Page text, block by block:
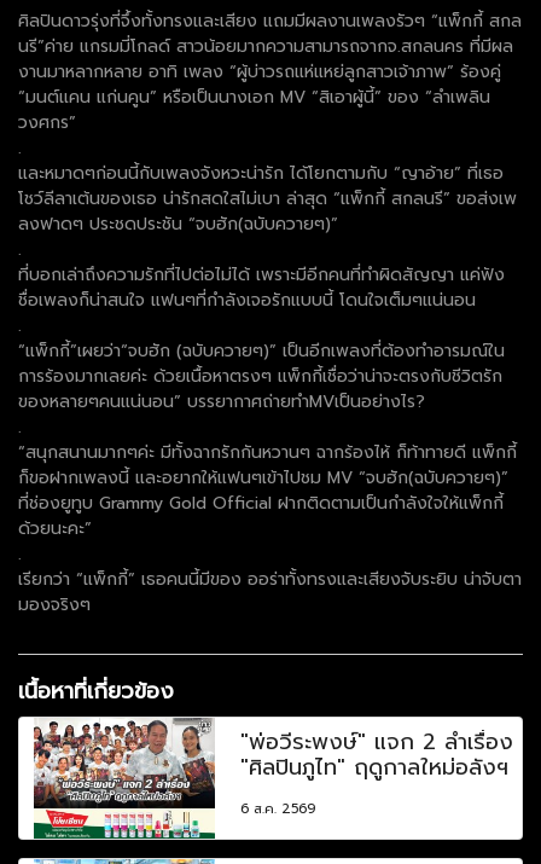
ศิลปินดาวรุ่งที่จึ้งทั้งทรงและเสียง แถมมีผลงานเพลงรัวๆ “แพ็กกี้ สกล
นรี”ค่าย แกรมมี่โกลด์ สาวน้อยมากความสามารถจากจ.สกลนคร ที่มีผล
งานมาหลากหลาย อาทิ เพลง “ผู้บ่าวรถแห่แหย่ลูกสาวเจ้าภาพ” ร้องคู่
“มนต์แคน แก่นคูน” หรือเป็นนางเอก MV “สิเอาผู้นี้” ของ “ลำเพลิน
วงศกร”
.
และหมาดๆก่อนนี้กับเพลงจังหวะน่ารัก ได้โยกตามกับ “ญาอ้าย” ที่เธอ
โชว์ลีลาเต้นของเธอ น่ารักสดใสไม่เบา ล่าสุด “แพ็กกี้ สกลนรี” ขอส่งเพ
ลงฟาดๆ ประชดประชัน “จบฮัก(ฉบับควายๆ)”
.
ที่บอกเล่าถึงความรักที่ไปต่อไม่ได้ เพราะมีอีกคนที่ทำผิดสัญญา แค่ฟัง
ชื่อเพลงก็น่าสนใจ แฟนๆที่กำลังเจอรักแบบนี้ โดนใจเต็มๆแน่นอน
.
“แพ็กกี้”เผยว่า“จบฮัก (ฉบับควายๆ)” เป็นอีกเพลงที่ต้องทำอารมณ์ใน
การร้องมากเลยค่ะ ด้วยเนื้อหาตรงๆ แพ็กกี้เชื่อว่าน่าจะตรงกับชีวิตรัก
ของหลายๆคนแน่นอน” บรรยากาศถ่ายทำMVเป็นอย่างไร?
.
“สนุกสนานมากๆค่ะ มีทั้งฉากรักกันหวานๆ ฉากร้องไห้ ก็ท้าทายดี แพ็กกี้
ก็ขอฝากเพลงนี้ และอยากให้แฟนๆเข้าไปชม MV “จบฮัก(ฉบับควายๆ)”
ที่ช่องยูทูบ Grammy Gold Official ฝากติดตามเป็นกำลังใจให้แพ็กกี้
ด้วยนะคะ”
.
เรียกว่า “แพ็กกี้” เธอคนนี้มีของ ออร่าทั้งทรงและเสียงจับระยิบ น่าจับตา
มองจริงๆ
เนื้อหาที่เกี่ยวข้อง
"พ่อวีระพงษ์" แจก 2 ลำเรื่อง
"ศิลปินภูไท" ฤดูกาลใหม่อลังฯ
6 ส.ค. 2569